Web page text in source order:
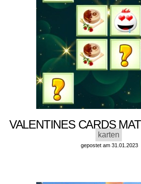
VALENTINES CARDS
karten
gepostet am 31.01.2023